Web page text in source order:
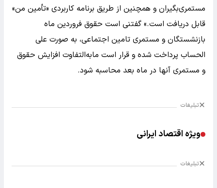
مستمری‌بگیران و همچنین از طریق برنامه کاربردی «تأمین من»
قابل دریافت است.» گفتنی است حقوق فروردین ماه
بازنشستگان و مستمری تامین اجتماعی، به صورت علی
الحساب پرداخت شده و قرار است مابه‌التفاوت افزایش حقوق
و مستمری آنها در ماه بعد محاسبه شود.
تبلیغات
ویژه اقتصاد ایرانی
تبلیغات